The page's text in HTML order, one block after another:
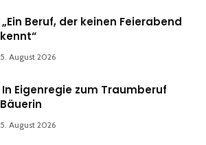
„Ein Beruf, der keinen Feierabend
kennt“
5. August 2026
In Eigenregie zum Traumberuf
Bäuerin
5. August 2026